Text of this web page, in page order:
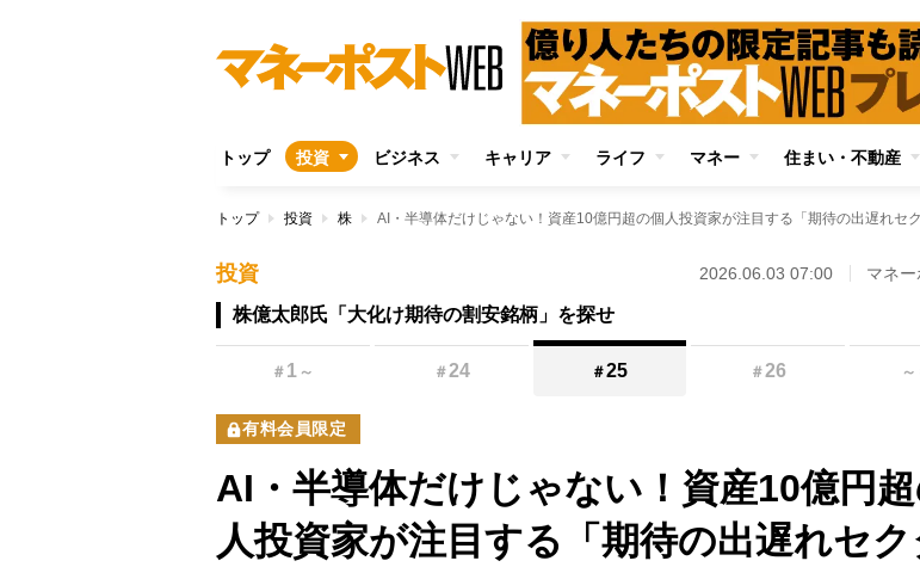
トップ 投資 ビジネス キャリア ライフ マネー 住まい・不動産
トップ 投資 株
投資 2026.06.03 07:00 マネ
株億太郎氏「大化け期待の割安銘柄」を探せ
＃ 1 ～ ＃24 ＃25 ＃26 ～
有料会員限定
AI・半導体だけじゃない！資産10億円超
人投資家が注目する「期待の出遅れセク